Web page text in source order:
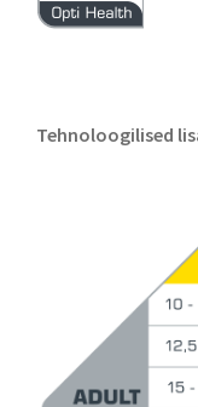
Tehnoloogilised